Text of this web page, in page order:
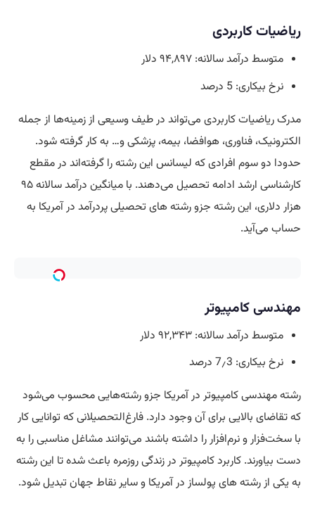
ریاضیات کاربردی
متوسط درآمد سالانه: ۹۴,۸۹۷ دلار
نرخ بیکاری: 5 درصد
مدرک ریاضیات کاربردی می‌تواند در طیف وسیعی از زمینه‌ها از جمله
الکترونیک، فناوری، هوافضا، بیمه، پزشکی و… به کار گرفته شود.
حدودا دو سوم افرادی که لیسانس این رشته را گرفته‌اند در مقطع
کارشناسی ارشد ادامه تحصیل می‌دهند. با میانگین درآمد سالانه ۹۵
هزار دلاری، این رشته جزو رشته های تحصیلی پردرآمد در آمریکا به
حساب می‌آید.
مهندسی کامپیوتر
متوسط درآمد سالانه: ۹۲,۳۴۳ دلار
نرخ بیکاری: 7٫3 درصد
رشته مهندسی کامپیوتر در آمریکا جزو رشته‌هایی محسوب می‌شود
که تقاضای بالایی برای آن وجود دارد. فارغ‌التحصیلانی که توانایی کار
با سخت‌فزار و نرم‌افزار را داشته باشند می‌توانند مشاغل مناسبی را به
دست بیاورند. کاربرد کامپیوتر در زندگی روزمره باعث شده تا این رشته
به یکی از رشته های پولساز در آمریکا و سایر نقاط جهان تبدیل شود.